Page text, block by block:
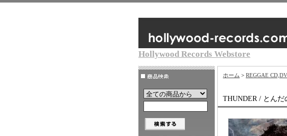
Hollywood Records Webstore
ホーム > REGGAE
THUNDER / とんだ